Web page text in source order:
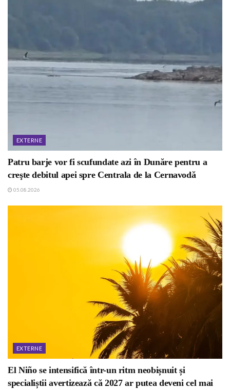
EXTERNE
Patru barje vor fi scufundate azi în Dunăre pentru a
creşte debitul apei spre Centrala de la Cernavodă
05.08.2026
EXTERNE
El Niño se intensifică într-un ritm neobișnuit și
specialiștii avertizează că 2027 ar putea deveni cel mai